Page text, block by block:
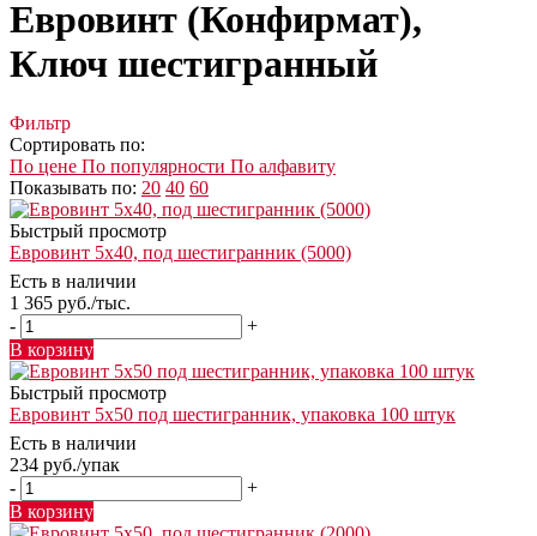
Евровинт (Конфирмат),
Ключ шестигранный
Фильтр
Сортировать по:
По цене По популярности По алфавиту
Показывать по: 20 40 60
Быстрый просмотр
Евровинт 5х40, под шестигранник (5000)
Есть в наличии
1 365 руб./тыс.
-
+
В корзину
Быстрый просмотр
Евровинт 5х50 под шестигранник, упаковка 100 штук
Есть в наличии
234 руб./упак
-
+
В корзину